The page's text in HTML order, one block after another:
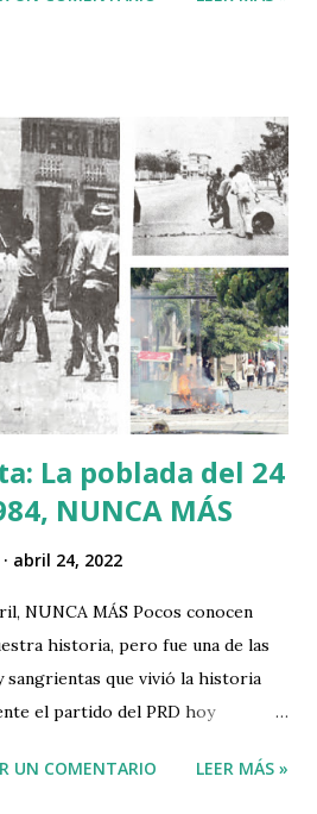
la Isabela, en Puerto Plata,
a la finca de su tío paterno
“Informamos por este medio la
de mi tío paterno Juan José
en su finca de Rancho
preliminar sobre el asesinato
fueron haitianos los que lo
detalles, pero estoy viajando
expuso en Twitter. La
como Arelis...
La poblada del 24
NUNCA MÁS
abril 24, 2022
NUNCA MÁS Pocos conocen
historia, pero fue una de las
sangrientas que vivió la historia
el partido del PRD hoy
nuevas generaciones que ya
UN COMENTARIO LEER MÁS »